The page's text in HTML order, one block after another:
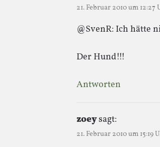
21. Februar 2010 um 12:27
@SvenR: Ich hätte
Der Hund!!!
Antworten
zoeysagt:
21. Februar 2010 um 15:19